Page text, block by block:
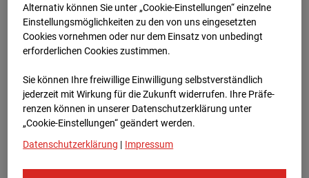
Arnulf Klett Platz, 70173 Stuttgart
Zur Übersicht
Europe/Berlin
Alternativ können Sie unter „Cookie-Einstellungen“ einzelne
Einstellungsmöglichkeiten zu den von uns eingesetzten
Cookies vornehmen oder nur dem Einsatz von unbedingt
erforderlichen Cookies zustimmen.
Sie können Ihre freiwillige Einwilligung selbstverständlich
jederzeit mit Wirkung für die Zukunft widerrufen. Ihre Prä­fe­
renzen können in unserer Datenschutzerklärung unter
„Cookie-Einstellungen“ geändert werden.
Datenschutzerklärung | Impressum